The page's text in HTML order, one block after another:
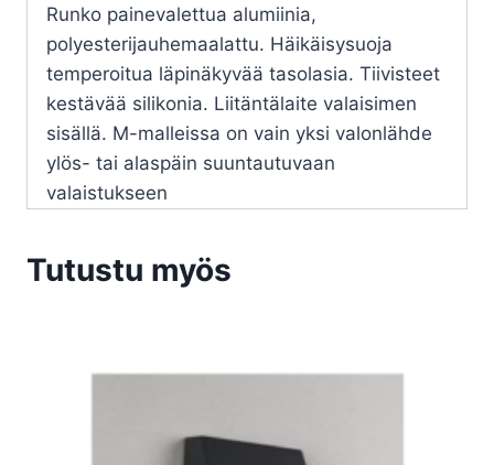
Runko painevalettua alumiinia,
polyesterijauhemaalattu. Häikäisysuoja
temperoitua läpinäkyvää tasolasia. Tiivisteet
kestävää silikonia. Liitäntälaite valaisimen
sisällä. M-malleissa on vain yksi valonlähde
ylös- tai alaspäin suuntautuvaan
valaistukseen
Tutustu myös